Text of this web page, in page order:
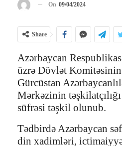
On 09/04/2024
Share
Azərbaycan
üzrə Dövlət Komitəsinin
Gürcüstan
Mərkəzinin
süfrəsi təşkil olunub.
Tədbirdə Azərbaycan
din xadimləri,